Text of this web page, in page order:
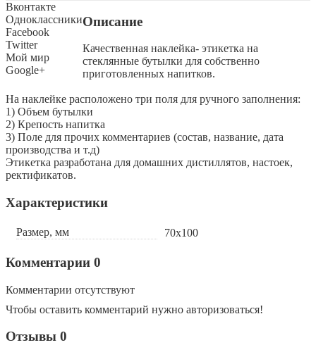
Вконтакте
Одноклассники
Facebook
Twitter
Мой мир
Google+
Описание
Качественная наклейка- этикетка на
стеклянные бутылки для собственно
приготовленных напитков.
На наклейке расположено три поля для ручного заполнения:
1) Объем бутылки
2) Крепость напитка
3) Поле для прочих комментариев (состав, название, дата
производства и т.д)
Этикетка разработана для домашних дистиллятов, настоек,
ректификатов.
Характеристики
Размер, мм 70х100
Комментарии 0
Комментарии отсутствуют
Чтобы оставить комментарий нужно авторизоваться!
Отзывы 0